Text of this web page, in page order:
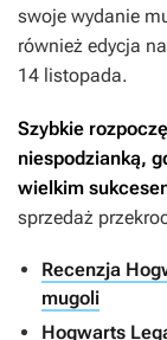
swoje wydanie
również edycja
14 listopada.
Szybkie
niespodzianką,
wielkim
sprzedaż
Recenzja
mugoli
Hogwarts